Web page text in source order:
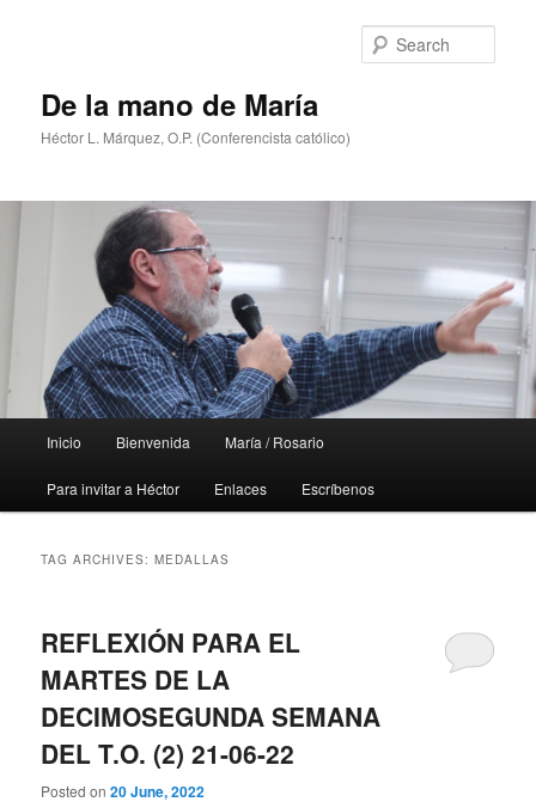
De la mano de María
Héctor L. Márquez, O.P. (Conferencista católico)
Inicio Bienvenida María / Rosario
Para invitar a Héctor Enlaces Escríbenos
TAG ARCHIVES:MEDALLAS
REFLEXIÓN PARA EL
MARTES DE LA
DECIMOSEGUNDA SEMANA
DEL T.O. (2) 21-06-22
Posted on20 June, 2022